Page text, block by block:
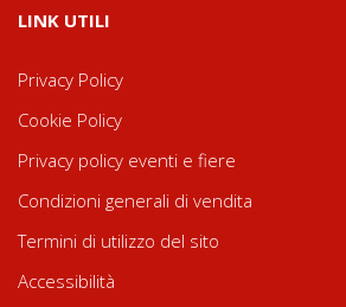
LINK UTILI
Privacy Policy
Cookie Policy
Privacy policy eventi e fiere
Condizioni generali di vendita
Termini di utilizzo del sito
Accessibilità